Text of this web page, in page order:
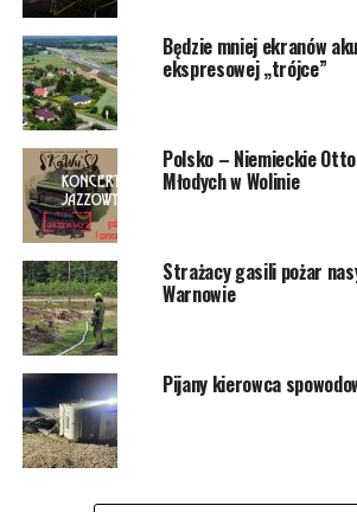
strzelać
NIE PRZEGAP
Gaśnicze ćwiczenia w szkole
Będzie mniej ekranów
ekspresowej „trójce”
Polsko – Niemieckie
Młodych w Wolinie
Strażacy gasili pożar
Warnowie
Pijany kierowca